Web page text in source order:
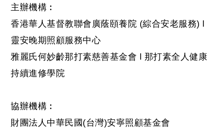
主辦機構︰
香港華人基督教聯會廣蔭頤養院 (綜合安老服務) l
靈安晚期照顧服務中心
雅麗氏何妙齡那打素慈善基金會 l 那打素全人健康
持續進修學院
協辦機構︰
財團法人中華民國(台灣)安寧照顧基金會